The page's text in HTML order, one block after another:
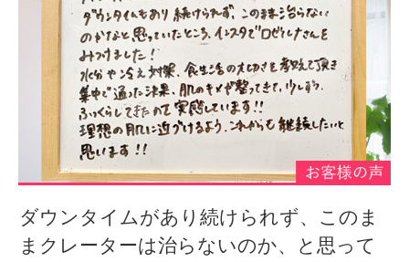
ダウンタイムがあり続けられず、このま
まクレーターは治らないのか、と思って